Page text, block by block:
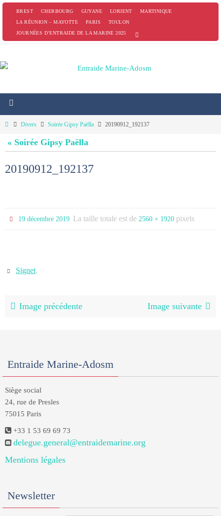
PasserBREST CHERBOURG GUYANE LORIENT
MARTINIQUE
LA RÉUNION – MAYOTTE
PARIS
TOULON
JOURNÉES D’ENTRAIDE DE LA MARINE 2025
HomeDivers Soirée Gipsy Paëlla 20190912_192137
« Soirée Gipsy Paëlla
20190912_192137
19 décembre 2019 La taille totale est de 2560 × 1920 pixels
Signet.
Image précédente Image suivante
Entraide Marine-Adosm
Siège social
24, rue de Presles
75015 Paris
+33 1 53 69 69 73
delegue.general@entraidemarine.org
Mentions légales
Newsletter